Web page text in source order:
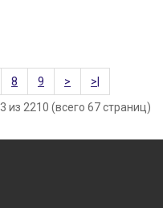
8 9 >
>|
из 2210 (всего 67 страниц)